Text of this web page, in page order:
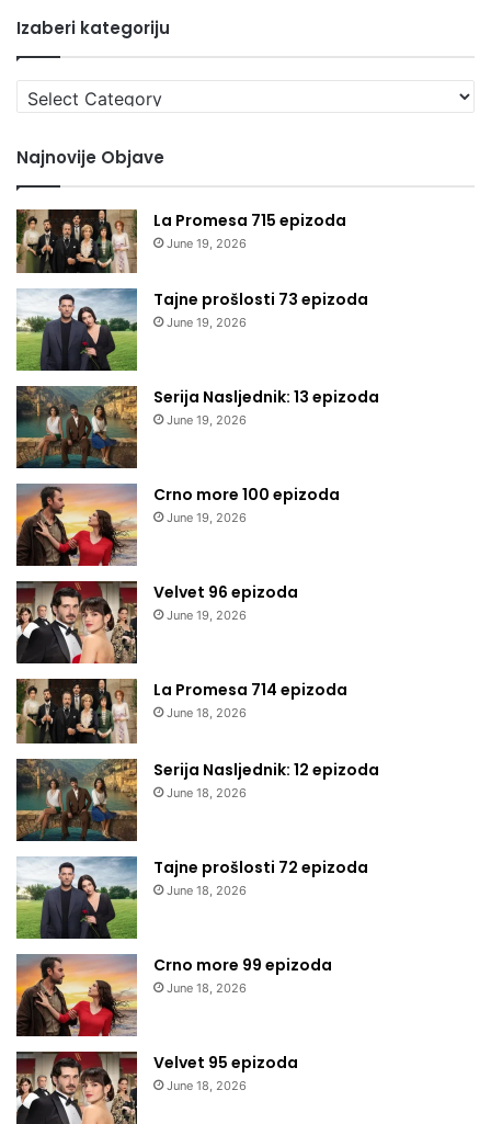
Izaberi kategoriju
Izaberi
kategoriju
Najnovije Objave
La Promesa 715 epizoda
June 19, 2026
Tajne prošlosti 73 epizoda
June 19, 2026
Serija Nasljednik: 13 epizoda
June 19, 2026
Crno more 100 epizoda
June 19, 2026
Velvet 96 epizoda
June 19, 2026
La Promesa 714 epizoda
June 18, 2026
Serija Nasljednik: 12 epizoda
June 18, 2026
Tajne prošlosti 72 epizoda
June 18, 2026
Crno more 99 epizoda
June 18, 2026
Velvet 95 epizoda
June 18, 2026